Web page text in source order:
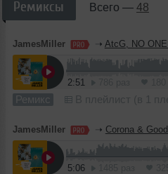
Ремиксы Всего — 48
JamesMiller ➝ AtcG, NO ONE x NIVEK - Devotion 2026
2:51
Ремикс В плейлист (в 1
JamesMiller ➝ Corona & Goodboys x KREAM & Ruback - The
5:06